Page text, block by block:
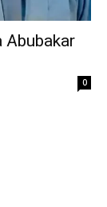
Abubakar
0